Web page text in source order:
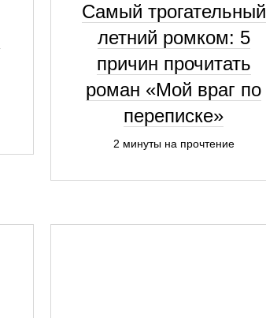
Самый трогательный
летний ромком: 5
причин прочитать
роман «Мой враг по
переписке»
2 минуты на прочтение